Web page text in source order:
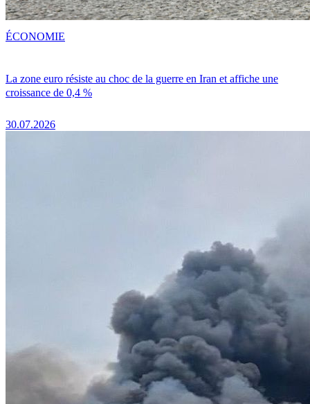
La zone euro résiste au choc de la guerre en Iran et affiche une
croissance de 0,4 %
30.07.2026
ÉCONOMIE